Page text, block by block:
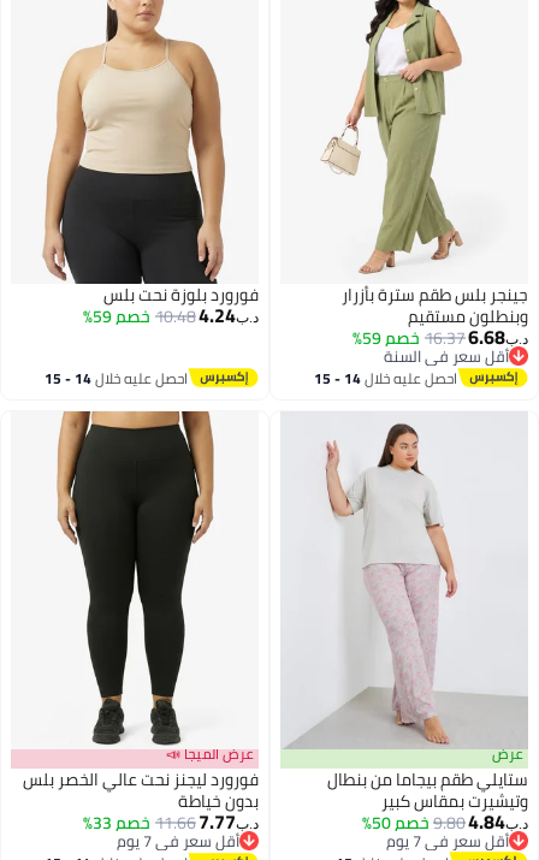
جينجر بلس طقم سترة بأزرار
وبنطلون مستقيم
د.ب‏6.68
16.37خصم 59%
أقل سعر في السنة
أقل سعر في السنة
احصل عليه خلال 14 - 15
فورورد بلوزة نحت بلس
د.ب‏4.24
10.48خصم 59%
احصل عليه خلال 14 - 15
عرض
ستايلي طقم بيجاما من بنطال
وتيشيرت بمقاس كبير
د.ب‏4.84
9.80خصم 50%
أقل سعر في 7 يوم
عرض الميجا 📣
فورورد ليجنز نحت عالي الخصر بلس
بدون خياطة
د.ب‏7.77
11.66خصم 33%
أقل سعر في 7 يوم